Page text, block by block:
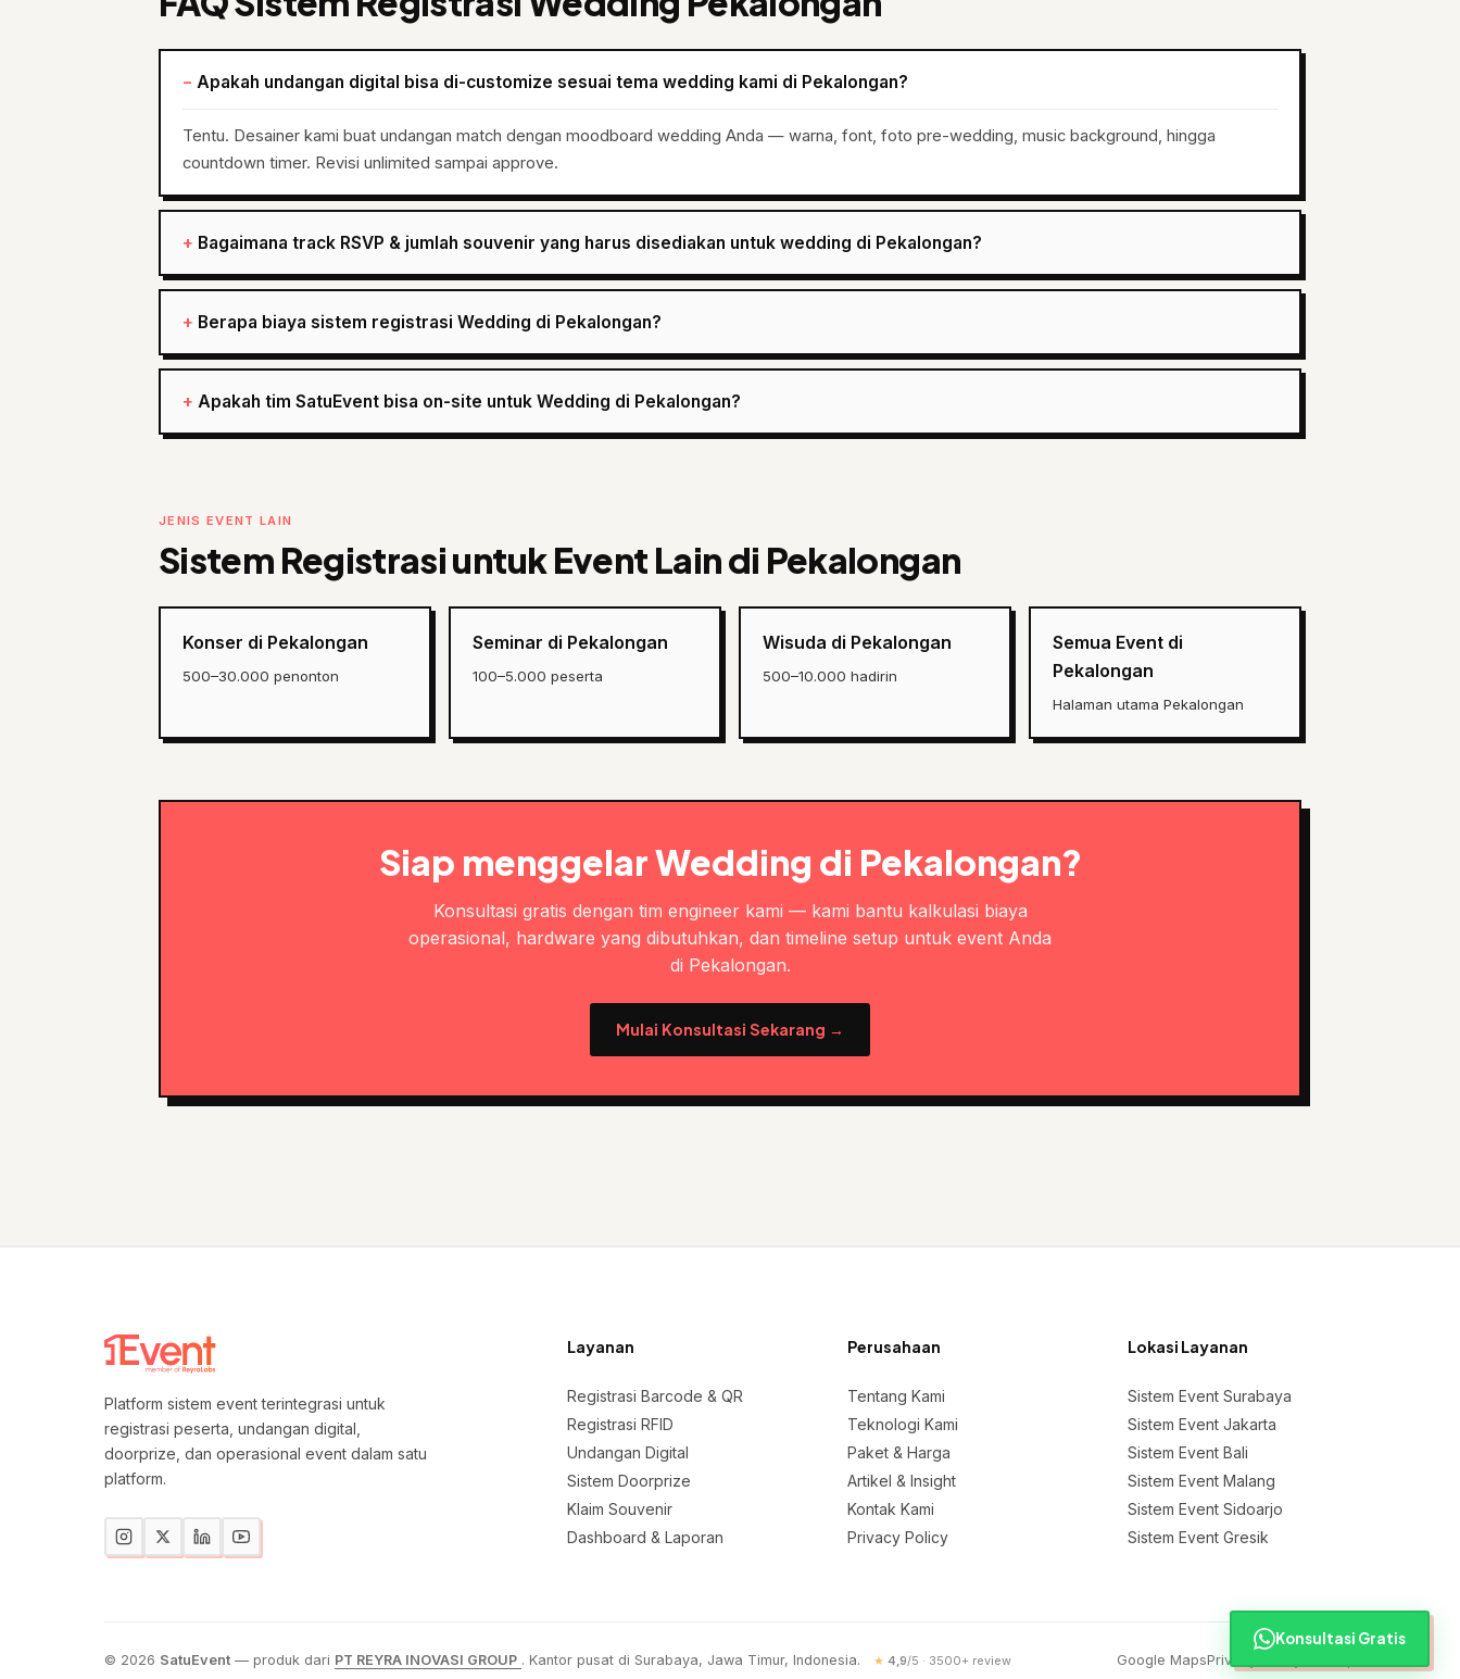
Apakah undangan digital bisa di-customize sesuai tema wedding kami di Pekalongan?
Tentu. Desainer kami buat undangan match dengan moodboard wedding Anda — warna, font, foto pre-wedding, music background, hingga
countdown timer. Revisi unlimited sampai approve.
Bagaimana track RSVP & jumlah souvenir yang harus disediakan untuk wedding di Pekalongan?
Berapa biaya sistem registrasi Wedding di Pekalongan?
Apakah tim SatuEvent bisa on-site untuk Wedding di Pekalongan?
JENIS EVENT LAIN
Sistem Registrasi untuk Event Lain di Pekalongan
Konser di Pekalongan
500–30.000 penonton
Seminar di Pekalongan
100–5.000 peserta
Wisuda di Pekalongan
500–10.000 hadirin
Semua Event di
Pekalongan
Halaman utama Pekalongan
Siap menggelar Wedding di Pekalongan?
Konsultasi gratis dengan tim engineer kami — kami bantu kalkulasi biaya
operasional, hardware yang dibutuhkan, dan timeline setup untuk event Anda
di Pekalongan.
Mulai Konsultasi Sekarang →
Platform sistem event terintegrasi untuk
registrasi peserta, undangan digital,
doorprize, dan operasional event dalam satu
platform.
Layanan
Registrasi Barcode & QR
Registrasi RFID
Undangan Digital
Sistem Doorprize
Klaim Souvenir
Dashboard & Laporan
Perusahaan
Tentang Kami
Teknologi Kami
Paket & Harga
Artikel & Insight
Kontak Kami
Privacy Policy
Lokasi Layanan
Sistem Event Surabaya
Sistem Event Jakarta
Sistem Event Bali
Sistem Event Malang
Sistem Event Sidoarjo
Sistem Event Gresik
© 2026 SatuEvent — produk dari PT REYRA INOVASI GROUP . Kantor pusat di Surabaya, Jawa Timur, Indonesia. ★ 4,9/5 · 3500+ review Google MapsPrivacy Policy
Konsultasi Gratis